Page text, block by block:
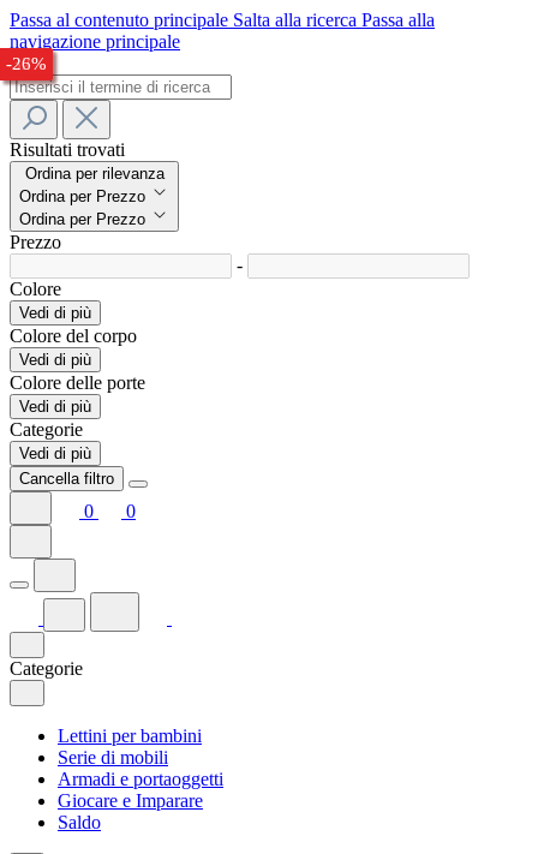
Passa al contenuto principale Salta alla ricerca Passa alla
navigazione principale
Risultati trovati
Ordina per rilevanza
Ordina per Prezzo
Ordina per Prezzo
Prezzo
-
Colore
Vedi di più
Colore del corpo
Vedi di più
Colore delle porte
Vedi di più
Categorie
Vedi di più
Cancella filtro
0 0
Categorie
Lettini per bambini
Serie di mobili
Armadi e portaoggetti
Giocare e Imparare
Saldo
-24%
-33%
-24%
-32%
-26%